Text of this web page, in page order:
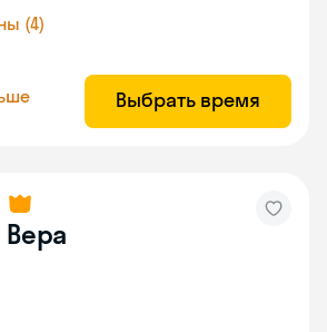
(4)
Выбрать время
Вера